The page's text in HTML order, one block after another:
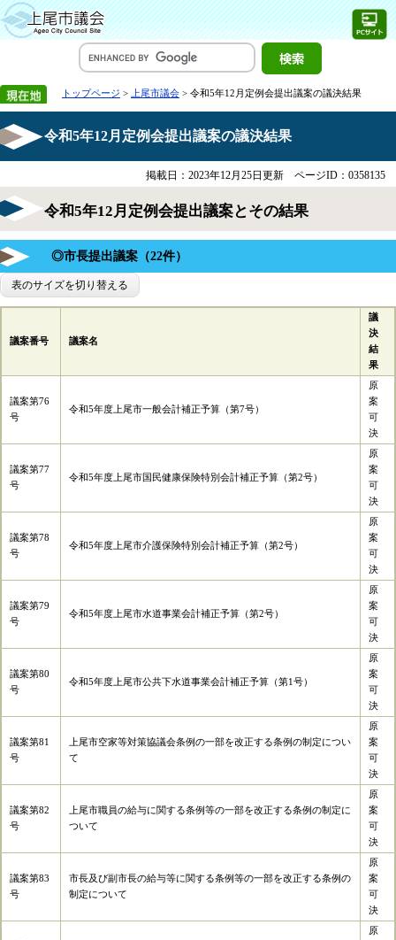
トップページ > 上尾市議会 > 令和5年12月定例会提出議案の議決結果
令和5年12月定例会提出議案の議決結果
掲載日：2023年12月25日更新 ページID：0358135
令和5年12月定例会提出議案とその結果
◎市長提出議案（22件）
表のサイズを切り替える
議案番号 議案名
議
決
結
果
議案第76
号
令和5年度上尾市一般会計補正予算（第7号）
原
案
可
決
議案第77
号
令和5年度上尾市国民健康保険特別会計補正予算（第2号）
原
案
可
決
議案第78
号
令和5年度上尾市介護保険特別会計補正予算（第2号）
原
案
可
決
議案第79
号
令和5年度上尾市水道事業会計補正予算（第2号）
原
案
可
決
議案第80
号
令和5年度上尾市公共下水道事業会計補正予算（第1号）
原
案
可
決
議案第81
号
上尾市空家等対策協議会条例の一部を改正する条例の制定につい
て
原
案
可
決
議案第82
号
上尾市職員の給与に関する条例等の一部を改正する条例の制定に
ついて
原
案
可
決
議案第83
号
市長及び副市長の給与等に関する条例等の一部を改正する条例の
制定について
原
案
可
決
原